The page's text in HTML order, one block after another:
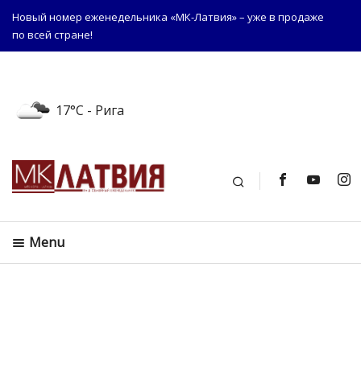
Новый номер еженедельника «МК-Латвия» – уже в продаже
по всей стране!
17°C - Рига
Поиск
Menu